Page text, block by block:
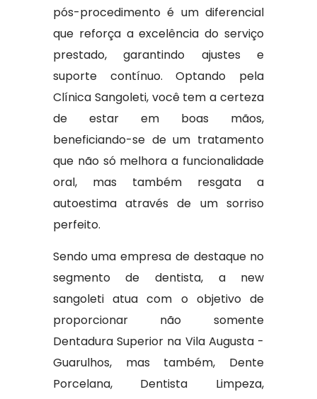
pós-procedimento é um diferencial
que reforça a excelência do serviço
prestado, garantindo ajustes e
suporte contínuo. Optando pela
Clínica Sangoleti, você tem a certeza
de estar em boas mãos,
beneficiando-se de um tratamento
que não só melhora a funcionalidade
oral, mas também resgata a
autoestima através de um sorriso
perfeito.
Sendo uma empresa de destaque no
segmento de dentista, a new
sangoleti atua com o objetivo de
proporcionar não somente
Dentadura Superior na Vila Augusta -
Guarulhos, mas também, Dente
Porcelana, Dentista Limpeza,